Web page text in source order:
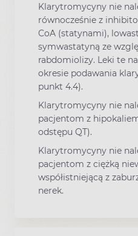
Klarytromycyny nie
równocześnie z
CoA (statynami),
symwastatyną ze
rabdomiolizy. Leki te
okresie podawania
punkt 4.4).
Klarytromycyny nie
pacjentom z
odstępu QT).
Klarytromycyny nie
pacjentom z ciężką
współistniejącą z
nerek.